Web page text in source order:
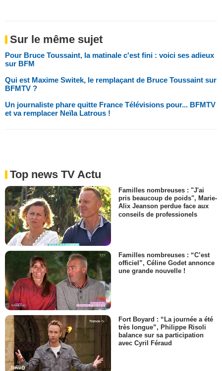
Sur le même sujet
Pour Bruce Toussaint, la matinale c'est fini : voici ses adieux
sur BFM
Qui est Maxime Switek, le remplaçant de Bruce Toussaint sur
BFMTV ?
Un journaliste phare quitte France Télévisions pour... BFMTV
et va remplacer Neïla Latrous !
Top news TV Actu
Familles nombreuses : "J'ai
pris beaucoup de poids", Marie-
Alix Jeanson perdue face aux
conseils de professionels
Familles nombreuses : “C’est
officiel”, Céline Godet annonce
une grande nouvelle !
Fort Boyard : “La journée a été
très longue”, Philippe Risoli
balance sur sa participation
avec Cyril Féraud